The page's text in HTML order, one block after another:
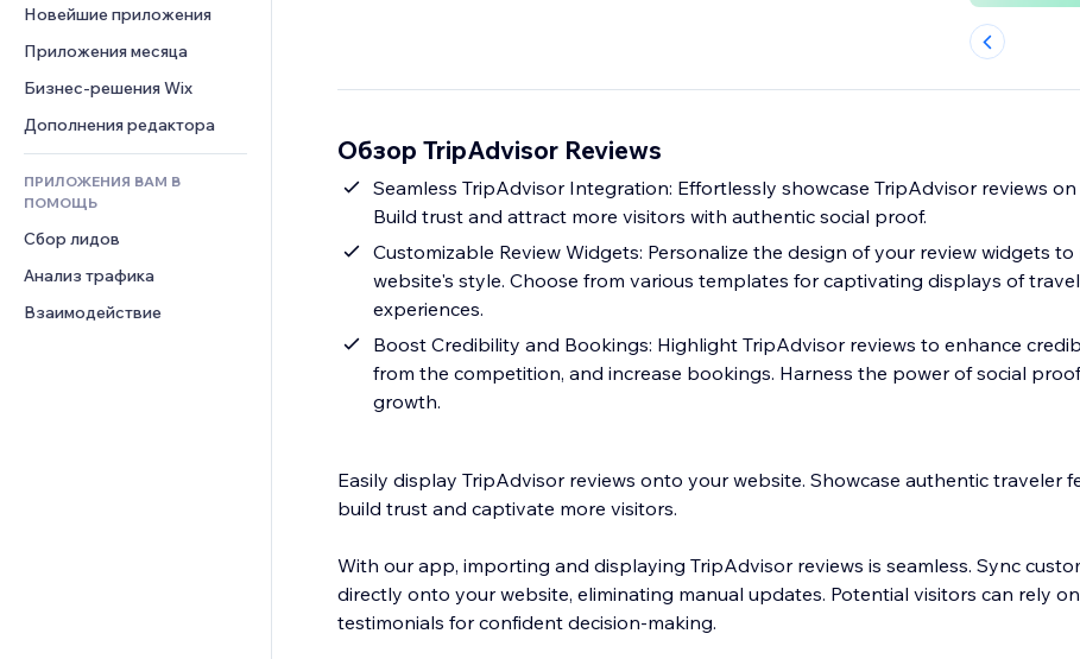
Складские услуги
Еда и напитки
PDF
Обмен файлами
Новости
Баннеры и значки
Калькуляторы
Погода
Графики и таблицы
Чат
Комментарии
Телефон
Сообщество
Отзывы и комментарии
Управление отношениями с
клиентом (CRM)
Новейшие приложения
Приложения месяца
Бизнес-решения Wix
Дополнения редактора
ПРИЛОЖЕНИЯ ВАМ В
ПОМОЩЬ
Сбор лидов
Анализ трафика
Взаимодействие
Обзор TripAdvisor Reviews
Seamless TripAdvisor Integration: Effortlessly showcase TripAdvisor reviews
Build trust and attract more visitors with authentic social proof.
Customizable Review Widgets: Personalize the design of your review widgets
website's style. Choose from various templates for captivating displays of
experiences.
Boost Credibility and Bookings: Highlight TripAdvisor reviews to enhance
from the competition, and increase bookings. Harness the power of social
growth.
Easily display TripAdvisor reviews onto your website. Showcase authentic traveler
build trust and captivate more visitors.
With our app, importing and displaying TripAdvisor reviews is seamless. Sync
directly onto your website, eliminating manual updates. Potential visitors can rely
testimonials for confident decision-making.